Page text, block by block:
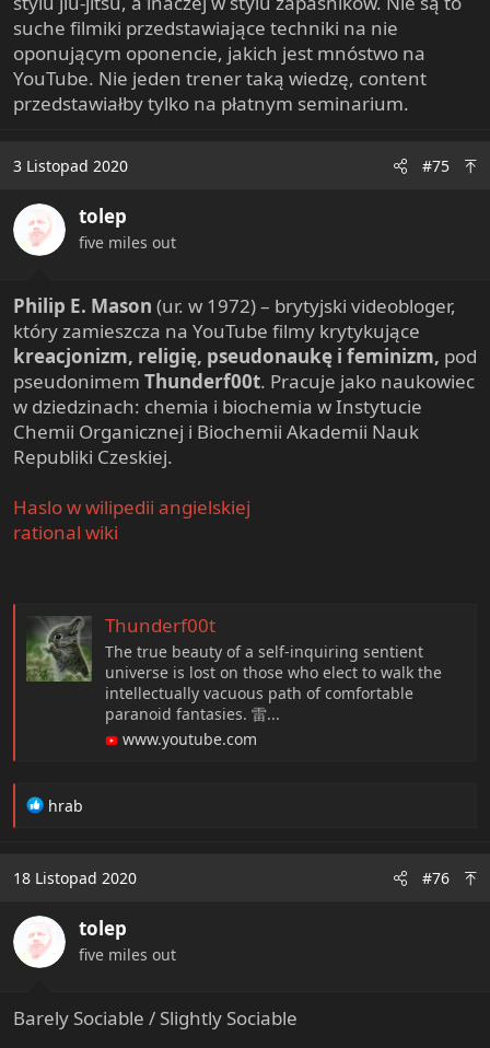
suche filmiki przedstawiające techniki na nie
oponującym oponencie, jakich jest mnóstwo na
YouTube. Nie jeden trener taką wiedzę, content
przedstawiałby tylko na płatnym seminarium.
3 Listopad 2020 #75
tolep
five miles out
Philip E. Mason (ur. w 1972) – brytyjski videobloger,
który zamieszcza na YouTube filmy krytykujące
kreacjonizm, religię, pseudonaukę i feminizm, pod
pseudonimem Thunderf00t. Pracuje jako naukowiec
w dziedzinach: chemia i biochemia w Instytucie
Chemii Organicznej i Biochemii Akademii Nauk
Republiki Czeskiej.
Haslo w wilipedii angielskiej
rational wiki
Thunderf00t
The true beauty of a self-inquiring sentient
universe is lost on those who elect to walk the
intellectually vacuous path of comfortable
paranoid fantasies. 雷...
www.youtube.com
R
t
o
n
s
hrab
18 Listopad 2020 #76
tolep
five miles out
Barely Sociable / Slightly Sociable